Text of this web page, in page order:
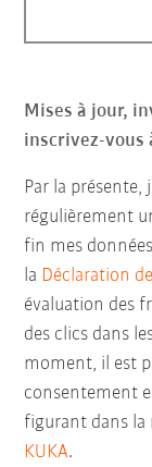
Mises à jour,
inscrivez-vous
Par la présente,
régulièrement
fin mes
la Déclaration
évaluation des
des clics dans
moment, il est
consentement
figurant dans
KUKA.